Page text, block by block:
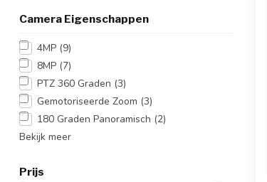
Camera Eigenschappen
4MP (9)
8MP (7)
PTZ 360 Graden (3)
Gemotoriseerde Zoom (3)
180 Graden Panoramisch (2)
Bekijk meer
Prijs